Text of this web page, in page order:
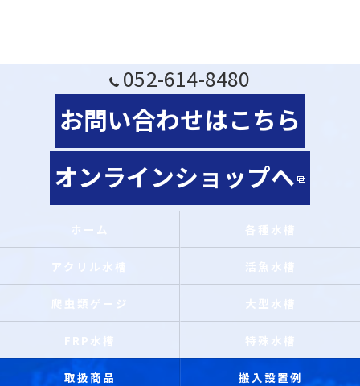
052-614-8480
お問い合わせはこちら
オンラインショップへ
ホーム 各種水槽
アクリル水槽 活魚水槽
爬虫類ゲージ 大型水槽
FRP水槽 特殊水槽
取扱商品 搬入設置例